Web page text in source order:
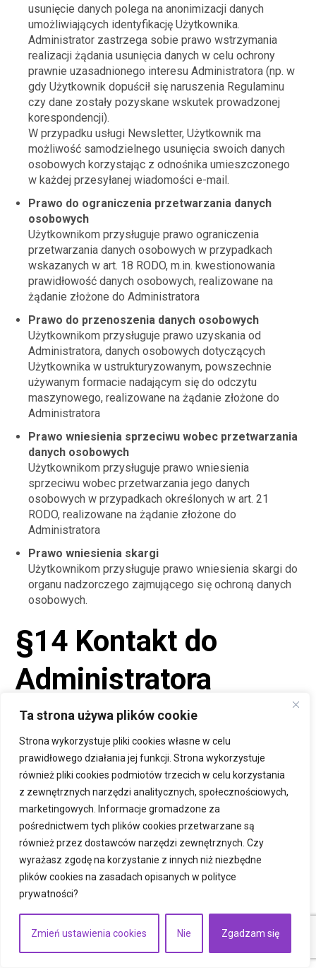
Ta strona używa plików cookie
Strona wykorzystuje pliki cookies własne w celu
prawidłowego działania jej funkcji. Strona wykorzystuje
również pliki cookies podmiotów trzecich w celu korzystania
z zewnętrznych narzędzi analitycznych, społecznościowych,
marketingowych. Informacje gromadzone za
pośrednictwem tych plików cookies przetwarzane są
również przez dostawców narzędzi zewnętrznych. Czy
wyrażasz zgodę na korzystanie z innych niż niezbędne
plików cookies na zasadach opisanych w polityce
prywatności?
Zmień ustawienia cookies Nie Zgadzam się
usunięcie danych polega na anonimizacji danych
umożliwiających identyfikację Użytkownika.
Administrator zastrzega sobie prawo wstrzymania
realizacji żądania usunięcia danych w celu ochrony
prawnie uzasadnionego interesu Administratora (np. w
gdy Użytkownik dopuścił się naruszenia Regulaminu
czy dane zostały pozyskane wskutek prowadzonej
korespondencji).
W przypadku usługi Newsletter, Użytkownik ma
możliwość samodzielnego usunięcia swoich danych
osobowych korzystając z odnośnika umieszczonego
w każdej przesyłanej wiadomości e-mail.
Prawo do ograniczenia przetwarzania danych
osobowych
Użytkownikom przysługuje prawo ograniczenia
przetwarzania danych osobowych w przypadkach
wskazanych w art. 18 RODO, m.in. kwestionowania
prawidłowość danych osobowych, realizowane na
żądanie złożone do Administratora
Prawo do przenoszenia danych osobowych
Użytkownikom przysługuje prawo uzyskania od
Administratora, danych osobowych dotyczących
Użytkownika w ustrukturyzowanym, powszechnie
używanym formacie nadającym się do odczytu
maszynowego, realizowane na żądanie złożone do
Administratora
Prawo wniesienia sprzeciwu wobec przetwarzania
danych osobowych
Użytkownikom przysługuje prawo wniesienia
sprzeciwu wobec przetwarzania jego danych
osobowych w przypadkach określonych w art. 21
RODO, realizowane na żądanie złożone do
Administratora
Prawo wniesienia skargi
Użytkownikom przysługuje prawo wniesienia skargi do
organu nadzorczego zajmującego się ochroną danych
osobowych.
§14 Kontakt do
Administratora
Z Administratorem można skontaktować się w jeden z
poniższych sposobów
Adres pocztowy– FIPROCESS Sp. z o.o., UL.
RAKOWIECKA 39 / 15, 02-521 WARSZAWA
Adres poczty elektronicznej–
abrahamfijalkowski@gmail.com
Połączenie telefoniczne– +48 539 354 168
Formularz kontaktowy– dostępny pod adresem:
/kontakt
§15 Wymagania
Serwisu